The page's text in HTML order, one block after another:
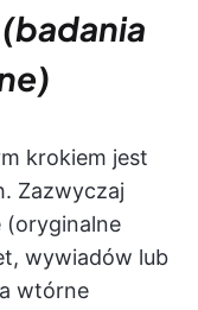
krokiem jest
Zazwyczaj
(oryginalne
wywiadów lub
wtórne